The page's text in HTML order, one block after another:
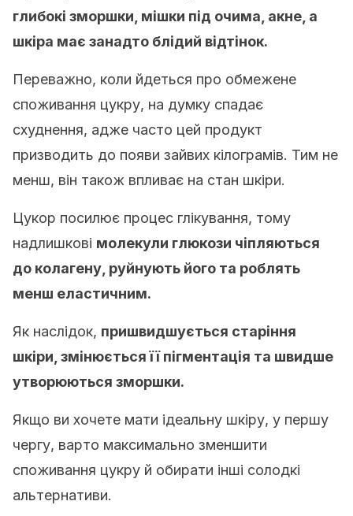
глибокі зморшки, мішки під очима, акне, а
шкіра має занадто блідий відтінок.
Переважно, коли йдеться про обмежене
споживання цукру, на думку спадає
схуднення, адже часто цей продукт
призводить до появи зайвих кілограмів. Тим не
менш, він також впливає на стан шкіри.
Цукор посилює процес глікування, тому
надлишкові молекули глюкози чіпляються
до колагену, руйнують його та роблять
менш еластичним.
Як наслідок, пришвидшується старіння
шкіри, змінюється її пігментація та швидше
утворюються зморшки.
Якщо ви хочете мати ідеальну шкіру, у першу
чергу, варто максимально зменшити
споживання цукру й обирати інші солодкі
альтернативи.